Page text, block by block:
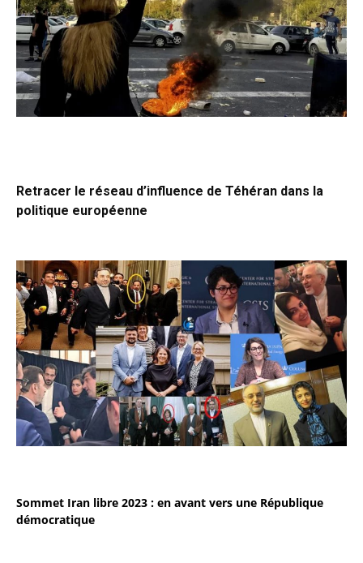
Retracer le réseau d’influence de Téhéran dans la
politique européenne
Sommet Iran libre 2023 : en avant vers une République
démocratique